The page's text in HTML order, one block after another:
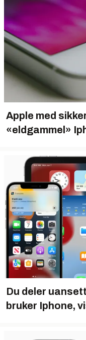
Apple med
«eldgammel»
Du deler
bruker Iphone,